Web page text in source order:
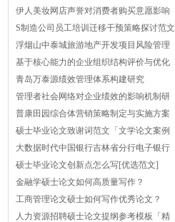
伊人美妆网店声誉对消费者购买意愿影响
S制造公司员工培训迁移干预策略探讨范文
浮烟山中泰城旅游地产开发项目风险管理
基于核心能力的企业组织结构评价与优化
青岛万泰源绩效管理体系构建研究
管理者社会网络对企业绩效的影响机制研
普康田园综合体营销策略制定与实施方案
硕士毕业论文致谢词范文「文学论文案例
大数据时代中国银行吉林省分行电子银行
硕士毕业论文创新点怎么写[优选范文]
金融学硕士论文如何高质量写作？
工商管理论文硕士如何写作优秀论文？
人力资源招聘硕士论文提纲参考模板「精